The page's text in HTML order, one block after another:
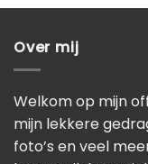
Over mij
Welkom op mijn
mijn lekkere
foto’s en veel